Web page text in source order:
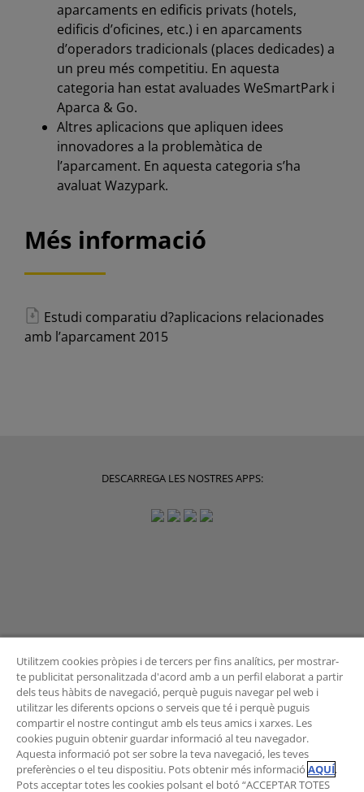
aparcaments en edificis privats (hotels,
edificis d’oficines, etc.) i en aparcaments
d’operadors tradicionals (places dedicades) a
un preu més competitiu. En aquesta
categoria han estat avaluades WeSmartPark i
Aparca & Go.
Altres aplicacions que apliquen idees
innovadores a la problemàtica de
l’aparcament. En aquesta categoria s’ha
avaluat Wazypark.
Més informació
Estudi comparatiu d?aplicacions relacionades
amb l’aparcament 2015
DESCARREGA LES NOSTRES APPS:
BUTLLETÍ
Vols rebre les novetats de l'Àrea de Mobilitat?
Utilitzem cookies pròpies i de tercers per fins analítics, per mostrar-
te publicitat personalitzada d'acord amb a un perfil elaborat a partir
dels teus hàbits de navegació, perquè puguis navegar pel web i
utilitzar les diferents opcions o serveis que té i perquè puguis
compartir el nostre contingut amb els teus amics i xarxes. Les
cookies puguin obtenir guardar informació al teu navegador.
Aquesta informació pot ser sobre la teva navegació, les teves
preferències o el teu dispositiu. Pots obtenir més informació AQUÍ.
Pots acceptar totes les cookies polsant el botó “ACCEPTAR TOTES